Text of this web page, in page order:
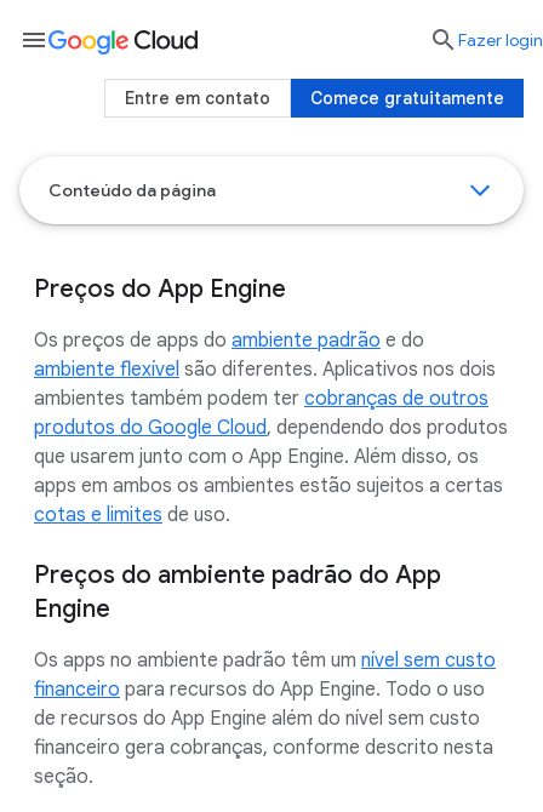
Conteúdo da página
Preços do App Engine
Os preços de apps do ambiente padrão e do
ambiente flexível são diferentes. Aplicativos nos dois
ambientes também podem ter cobranças de outros
produtos do Google Cloud, dependendo dos produtos
que usarem junto com o App Engine. Além disso, os
apps em ambos os ambientes estão sujeitos a certas
cotas e limites de uso.
Preços do ambiente padrão do App
Engine
Os apps no ambiente padrão têm um nível sem custo
financeiro para recursos do App Engine. Todo o uso
de recursos do App Engine além do nível sem custo
financeiro gera cobranças, conforme descrito nesta
seção.
menu  Fazer login
Comece gratuitamente
Entre em contato